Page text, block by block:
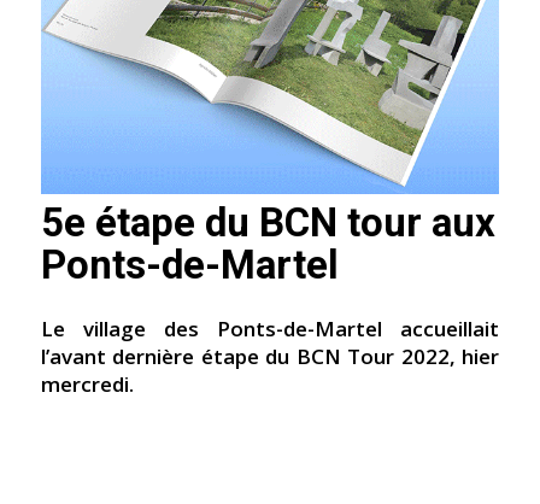
5e étape du BCN tour aux
Ponts-de-Martel
Le village des Ponts-de-Martel accueillait
l’avant dernière étape du BCN Tour 2022, hier
mercredi.